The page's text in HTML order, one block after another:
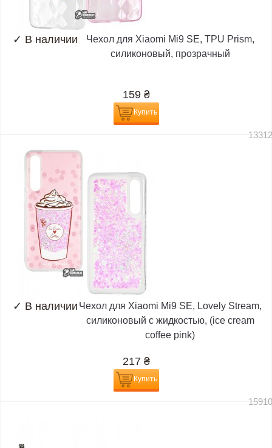
✓ В наличии
Чехол для Xiaomi Mi9 SE, TPU Prism,
силиконовый, прозрачный
159 ₴
Купить
✓ В наличии Чехол для Xiaomi Mi9 SE, Lovely Stream,
силиконовый с жидкостью, (ice cream
coffee pink)
217 ₴
Купить